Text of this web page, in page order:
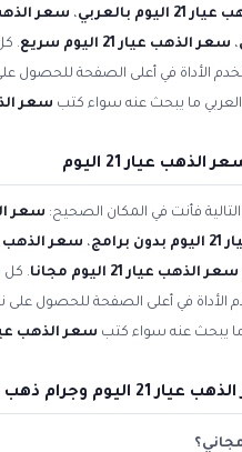
اليوم بالعربي ، سعر الذهب عيار 21
، سعر الذهب عيار 21 اليوم سريع .
الأداة في أعلى الصفحة للحصول
ما يبحث عنه سواء كتب سعر الذهب
عيار 21 اليوم
فأنت في المكان الصحيح: سعر الذهب
، سعر الذهب عيار 21 اليوم
الذهب عيار 21 اليوم مجانا . كل
الأداة في أعلى الصفحة للحصول على
يبحث عنه سواء كتب سعر الذهب عيار 21
وجرام ذهب 21